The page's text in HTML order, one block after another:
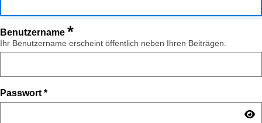
Benutzername *
Ihr Benutzername erscheint öffentlich neben Ihren Beiträgen.
Passwort *